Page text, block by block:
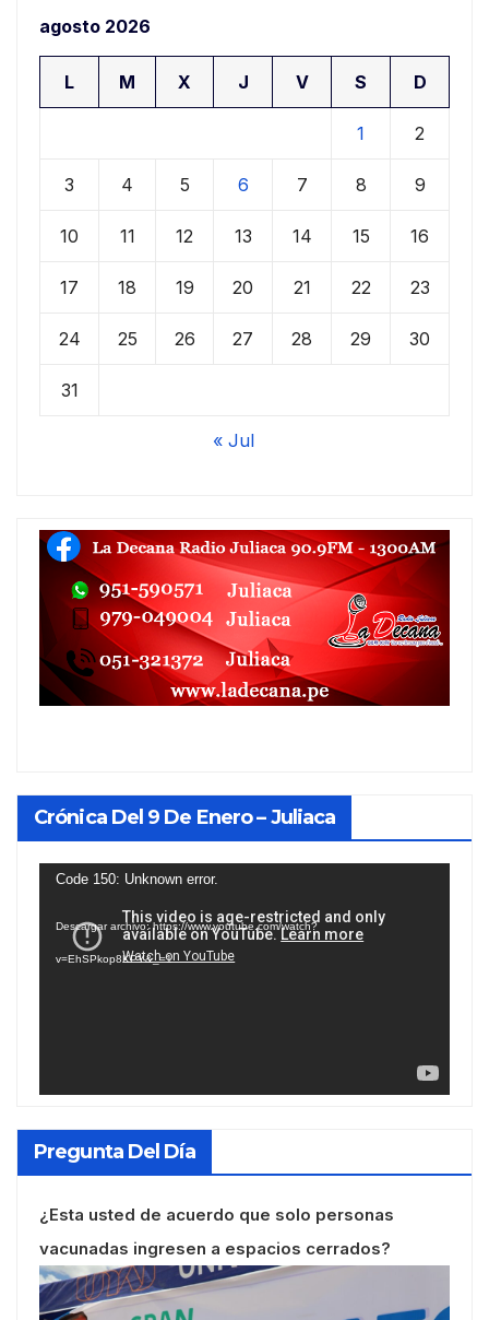
agosto 2026
L M X J V S D
1 2
3 4 5 6 7 8 9
10 11 12 13 14 15 16
17 18 19 20 21 22 23
24 25 26 27 28 29 30
31
« Jul
Crónica Del 9 De Enero – Juliaca
Reproductor
vídeo
Code 150: Unknown error.
Descargar archivo: https://www.youtube.com/watch?
v=EhSPkop8KPY&_=1
Pregunta Del Día
¿Esta usted de acuerdo que solo personas
vacunadas ingresen a espacios cerrados?